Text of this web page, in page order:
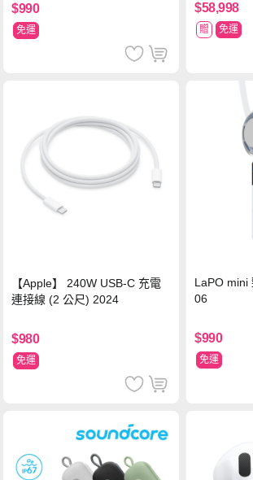
$990
免運
$58,998
贈 免運
【Apple】 240W USB-C 充電
連接線 (2 公尺) 2024
$980
免運
LaPO mini
06
$990
免運